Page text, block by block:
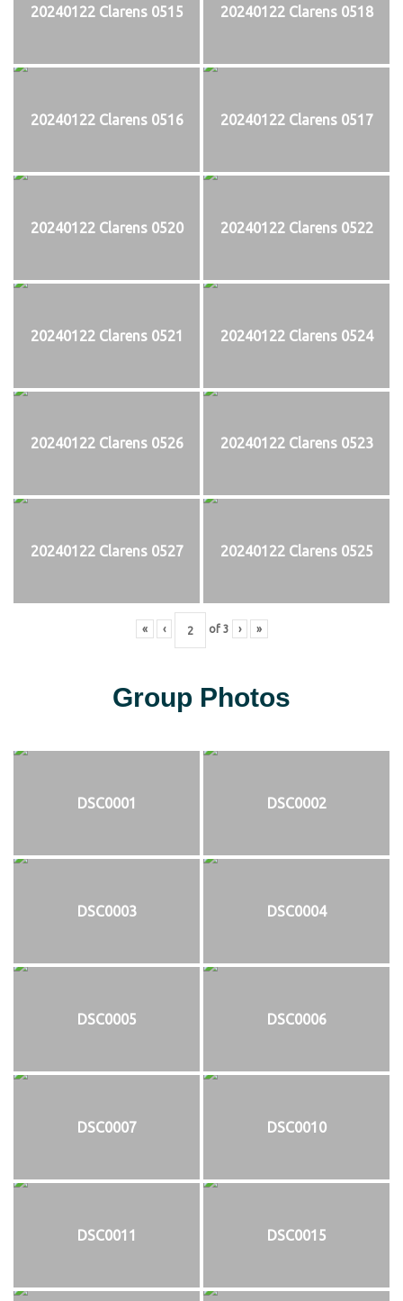
20240122 Clarens 0515 20240122 Clarens 0518
20240122 Clarens 0516 20240122 Clarens 0517
20240122 Clarens 0520 20240122 Clarens 0522
20240122 Clarens 0521 20240122 Clarens 0524
20240122 Clarens 0526 20240122 Clarens 0523
20240122 Clarens 0527 20240122 Clarens 0525
« ‹ of 3 › »
Group Photos
DSC0001 DSC0002
DSC0003 DSC0004
DSC0005 DSC0006
DSC0007 DSC0010
DSC0011 DSC0015